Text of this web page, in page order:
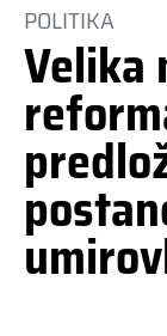
POLITIKA
Velika